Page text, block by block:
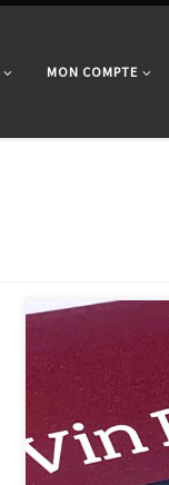
MON COMPTE